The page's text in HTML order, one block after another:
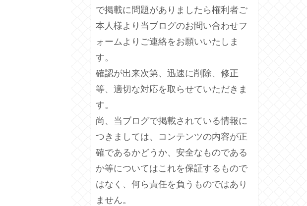
で掲載に問題がありましたら権利者ご
本人様より当ブログのお問い合わせフ
ォームよりご連絡をお願いいたしま
す。
確認が出来次第、迅速に削除、修正
等、適切な対応を取らせていただきま
す。
尚、当ブログで掲載されている情報に
つきましては、コンテンツの内容が正
確であるかどうか、安全なものである
か等についてはこれを保証するもので
はなく、何ら責任を負うものではあり
ません。